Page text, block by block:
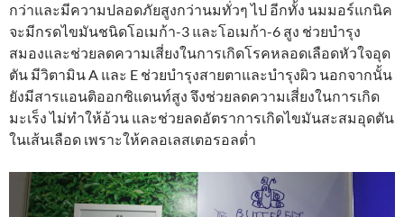
กว่าและมีความปลอดภัยสูงกว่านมทั่วๆ ไป อีกทั้ง นมมอร์แกนิค
จะมีกรดไขมันชนิดโอเมก้า-3 และโอเมก้า-6 สูง ช่วยบำรุง
สมองและช่วยลดความเสี่ยงในการเกิดโรคหลอดเลือดหัวใจอุด
ตัน มีวิตามิน A และ E ช่วยบำรุงสายตาและบำรุงผิว นอกจากนั้น
ยังมีสารแอนติออกซิแดนท์สูง จึงช่วยลดความเสี่ยงในการเกิด
มะเร็ง ไม่ทำให้อ้วน และช่วยลดอัตราการเกิดไขมันสะสมอุดตัน
ในเส้นเลือด เพราะให้คลอเลสเตอรอลต่ำ